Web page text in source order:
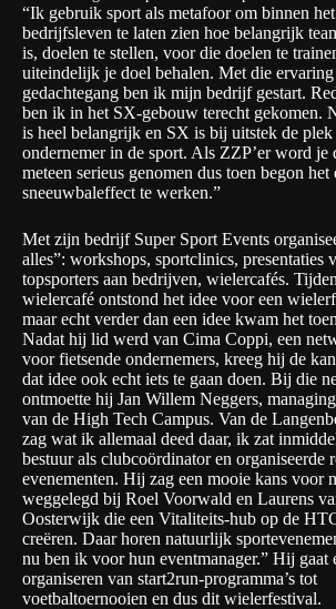
“Ik gebruik sport als metafoor om binnen het
bedrijfsleven te laten zien hoe belangrijk
is, doelen te stellen, voor die doelen te
uiteindelijk je doel behalen. Met die ervaring
gedachtegang ben ik mijn bedrijf gestart.
ben ik in het SX-gebouw terecht gekomen.
is heel belangrijk en SX is bij uitstek de plek
ondernemer in de sport. Als ZZP’er word je
meteen serieus genomen dus toen begon het
sneeuwbaleffect te werken.”
Met zijn bedrijf Super Sport Events
alles”: workshops, sportclinics, presentaties
topsporters aan bedrijven, wielercafés.
wielercafé ontstond het idee voor een
maar echt verder dan een idee kwam het
Nadat hij lid werd van Cima Coppi, een
voor fietsende ondernemers, kreeg hij de
dat idee ook echt iets te gaan doen. Bij die
ontmoette hij Jan Willem Neggers,
van de High Tech Campus. Van de
zag wat ik allemaal deed daar, ik zat
bestuur als clubcoördinator en organiseerde
evenementen. Hij zag een mooie kans voor
weggelegd bij Roel Voorwald en Laurens
Oosterwijk die een Vitaliteits-hub op de
creëren. Daar horen natuurlijk
nu ben ik voor hun eventmanager.” Hij gaat
organiseren van start2run-programma’s tot
voetbaltoernooien en dus dit wielerfestival.